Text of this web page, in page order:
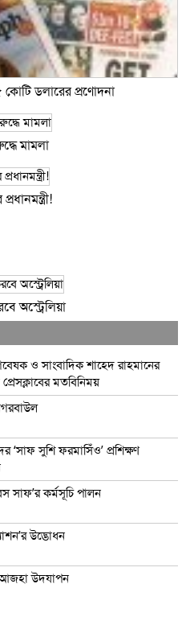
কোটি ডলারের প্রণোদনা
মামলা
অস্ট্রেলিয়া
ও সাংবাদিক শাহেদ রাহমানের
প্রেসক্লাবের মতবিনিময়
‘সাফ সুশি ফরমাসিঁও’ প্রশিক্ষণ
সাফ’র কর্মসূচি পালন
উদ্ভোধন
আজহা উদযাপন